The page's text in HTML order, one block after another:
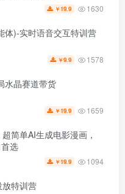
￥ 19.9 1630
体)-实时语音交互特训营
￥9.9 1578
水晶赛道带货
￥ 19.9 1659
简单AI生成电影漫画，
选
￥ 19.9 1094
特训营